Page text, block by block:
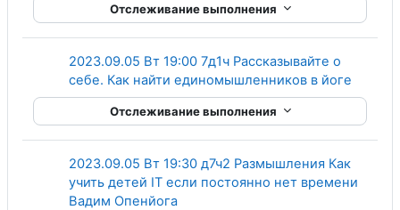
Отслеживание выполнения
2023.09.05 Вт 19:00 7д1ч Рассказывайте о
себе. Как найти единомышленников в йоге
Отслеживание выполнения
2023.09.05 Вт 19:30 д7ч2 Размышления Как
учить детей IT если постоянно нет времени
Вадим ОпенйогаГиперссылка